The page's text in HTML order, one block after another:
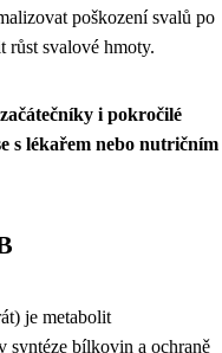
poškození svalů po
růst svalové hmoty.
i pokročilé
s lékařem nebo nutričním
je metabolit
syntéze bílkovin a ochraně